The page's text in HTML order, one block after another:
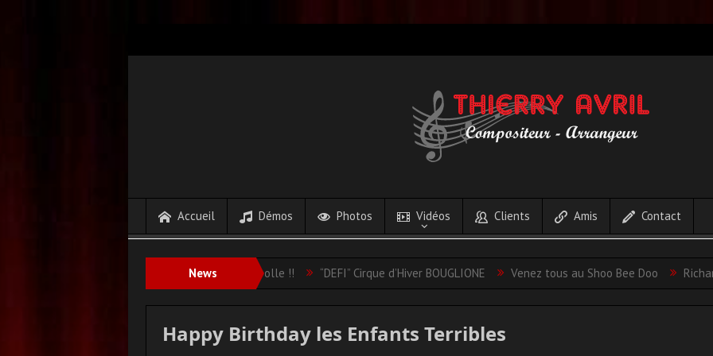
Accueil Démos Photos Vidéos Clients Amis Contact
News
Ouverture Troca sa Folle !! “DEFI” Cirque d’Hiver BOUGLIONE Venez tous au Shoo Bee Doo Richard
Happy Birthday les Enfants Terribles